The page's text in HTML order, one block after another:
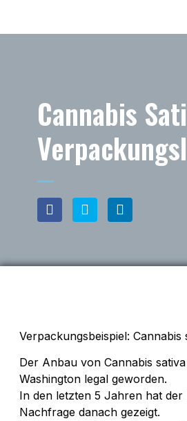
Cannabis
Verpackungsbeispiel: Cannabis
Der Anbau von Cannabis
Washington legal geworden.
In den letzten 5 Jahren hat
Nachfrage danach gezeigt.